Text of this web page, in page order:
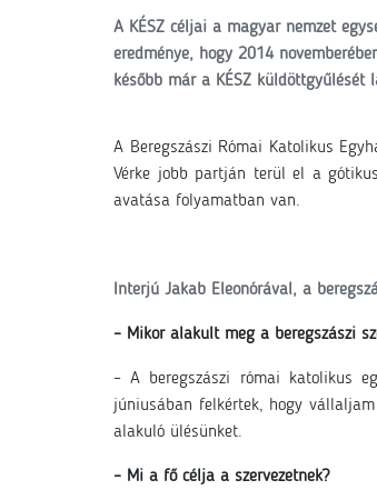
A KÉSZ céljai a magyar nemzet
eredménye, hogy 2014
később már a KÉSZ
A Beregszászi Római Katolikus
Vérke jobb partján terül el a
avatása folyamatban van.
Interjú Jakab Eleonórával, a
– Mikor alakult meg a beregszászi
– A beregszászi római katolikus
júniusában felkértek, hogy
alakuló ülésünket.
– Mi a fő célja a szervezetnek?